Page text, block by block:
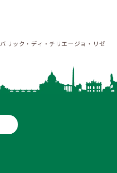
バリック・ディ・チリエージョ・リゼ